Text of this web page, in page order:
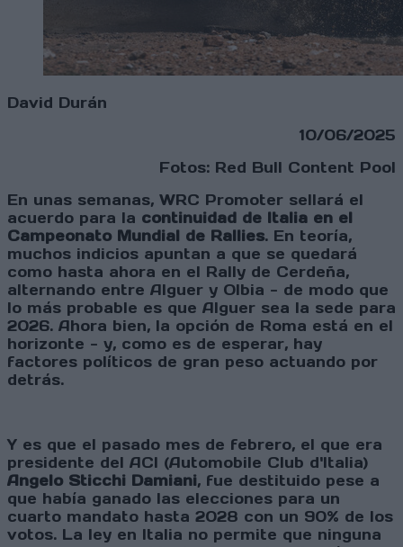
David Durán
10/06/2025
Fotos: Red Bull Content Pool
En unas semanas, WRC Promoter sellará el
acuerdo para la continuidad de Italia en el
Campeonato Mundial de Rallies. En teoría,
muchos indicios apuntan a que se quedará
como hasta ahora en el Rally de Cerdeña,
alternando entre Alguer y Olbia - de modo que
lo más probable es que Alguer sea la sede para
2026. Ahora bien, la opción de Roma está en el
horizonte - y, como es de esperar, hay
factores políticos de gran peso actuando por
detrás.
Y es que el pasado mes de febrero, el que era
presidente del ACI (Automobile Club d'Italia)
Angelo Sticchi Damiani, fue destituido pese a
que había ganado las elecciones para un
cuarto mandato hasta 2028 con un 90% de los
votos. La ley en Italia no permite que ninguna